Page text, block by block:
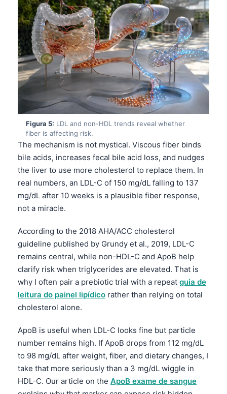
Figura 5: LDL and non-HDL trends reveal whether
fiber is affecting risk.
The mechanism is not mystical. Viscous fiber binds
bile acids, increases fecal bile acid loss, and nudges
the liver to use more cholesterol to replace them. In
real numbers, an LDL-C of 150 mg/dL falling to 137
mg/dL after 10 weeks is a plausible fiber response,
not a miracle.
According to the 2018 AHA/ACC cholesterol
guideline published by Grundy et al., 2019, LDL-C
remains central, while non-HDL-C and ApoB help
clarify risk when triglycerides are elevated. That is
why I often pair a prebiotic trial with a repeat guia de
leitura do painel lipídico rather than relying on total
cholesterol alone.
ApoB is useful when LDL-C looks fine but particle
number remains high. If ApoB drops from 112 mg/dL
to 98 mg/dL after weight, fiber, and dietary changes, I
take that more seriously than a 3 mg/dL wiggle in
HDL-C. Our article on the ApoB exame de sangue